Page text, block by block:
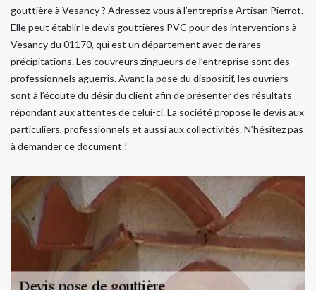
gouttière à Vesancy ? Adressez-vous à l’entreprise Artisan Pierrot.
Elle peut établir le devis gouttières PVC pour des interventions à
Vesancy du 01170, qui est un département avec de rares
précipitations. Les couvreurs zingueurs de l’entreprise sont des
professionnels aguerris. Avant la pose du dispositif, les ouvriers
sont à l’écoute du désir du client afin de présenter des résultats
répondant aux attentes de celui-ci. La société propose le devis aux
particuliers, professionnels et aussi aux collectivités. N’hésitez pas
à demander ce document !